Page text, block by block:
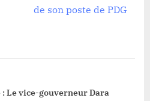
de son poste de PDG
Le vice-gouverneur Dara